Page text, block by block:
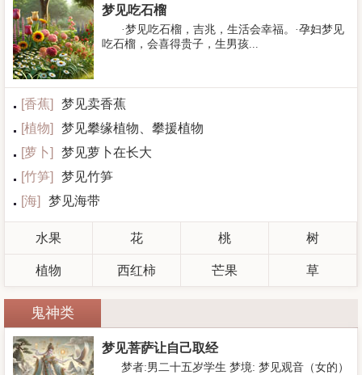
梦见吃石榴
·梦见吃石榴，吉兆，生活会幸福。·孕妇梦见
吃石榴，会喜得贵子，生男孩...
[香蕉]
梦见卖香蕉
[植物]
梦见攀缘植物、攀援植物
[萝卜]
梦见萝卜在长大
[竹笋]
梦见竹笋
[海] 梦见海带
水果 花 桃 树
植物 西红柿 芒果 草
鬼神类
梦见菩萨让自己取经
梦者:男二十五岁学生 梦境: 梦见观音（女的）